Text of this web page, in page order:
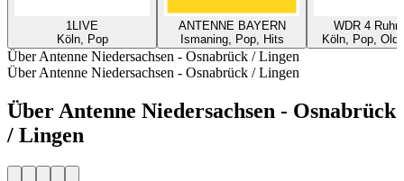
1LIVE
Köln, Pop
ANTENNE BAYERN
Ismaning, Pop, Hits
WDR 4
Köln, Pop,
Über Antenne Niedersachsen - Osnabrück / Lingen
Über Antenne Niedersachsen - Osnabrück / Lingen
Über Antenne Niedersachsen - Osnabrück
/ Lingen